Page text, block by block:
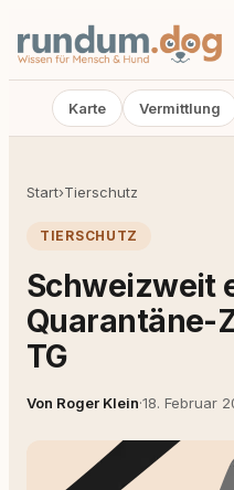
Karte Vermittlung
Start›Tierschutz
TIERSCHUTZ
Schweizweit
Quarantäne-
TG
Von Roger Klein·18. Februar